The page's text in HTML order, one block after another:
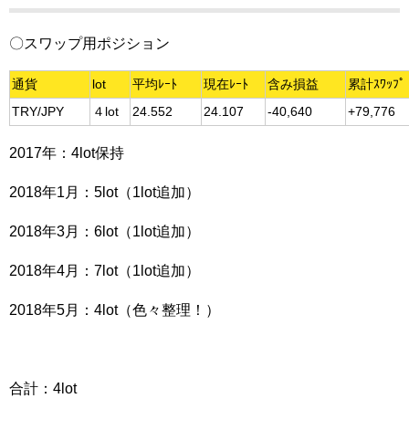
〇スワップ用ポジション
通貨 lot 平均ﾚｰﾄ 現在ﾚｰﾄ 含み損益
累計ｽﾜｯﾌﾟ
TRY/JPY
４lot 24.552 24.107 -40,640 +79,776
2017年：4lot保持
2018年1月：5lot（1lot追加）
2018年3月：6lot（1lot追加）
2018年4月：7lot（1lot追加）
2018年5月：4lot（色々整理！）
合計：4lot